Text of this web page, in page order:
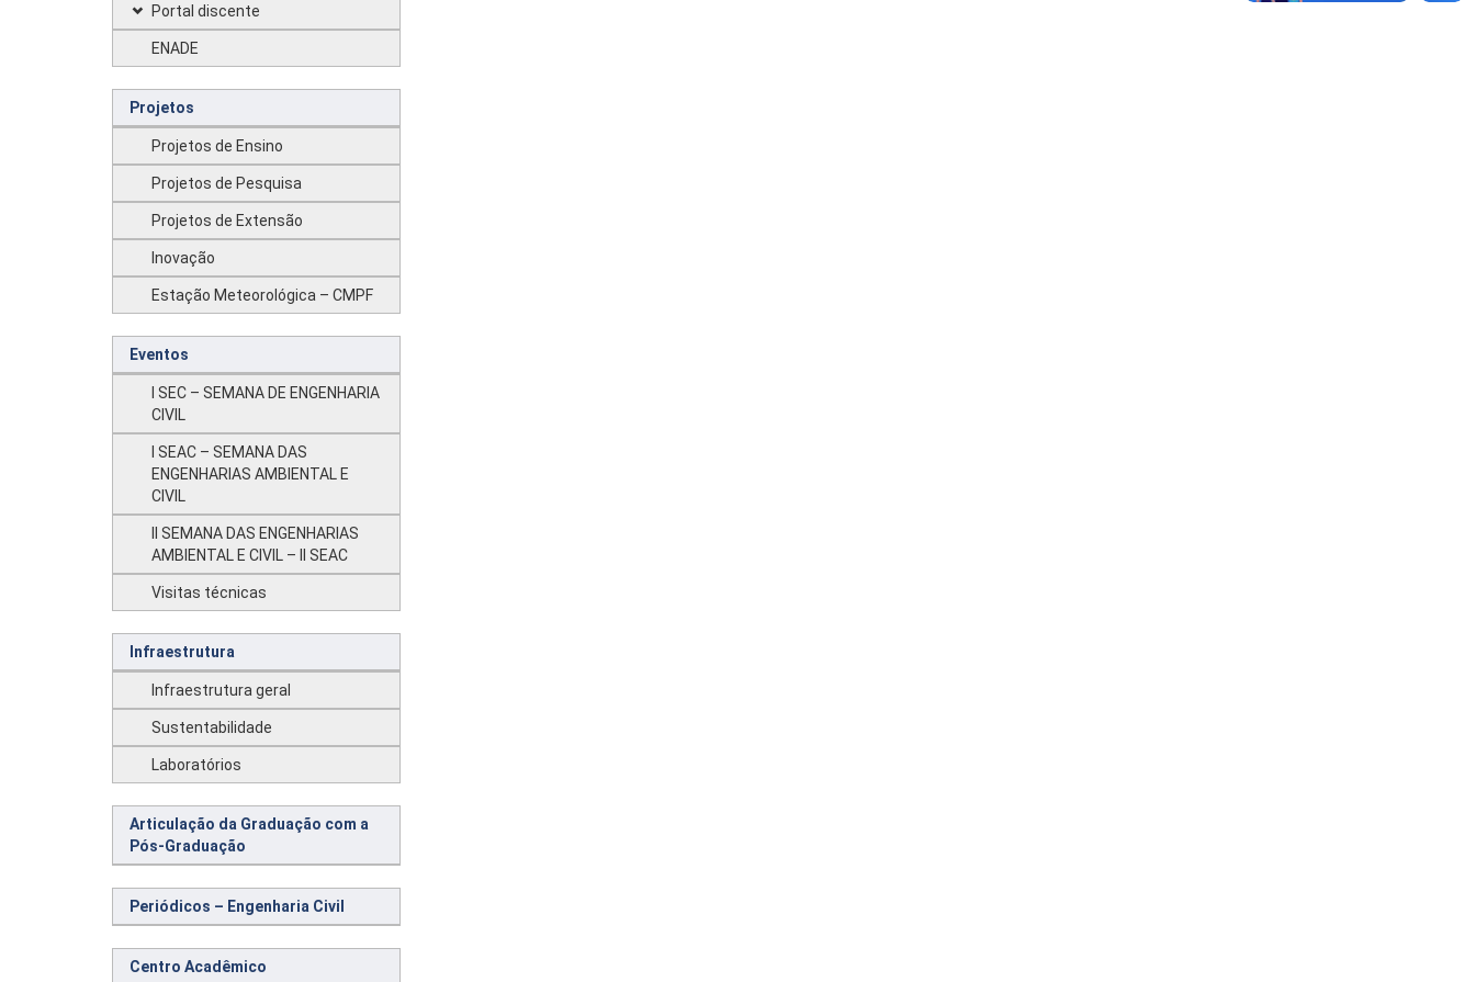
Portal discente
ENADE
Projetos
Projetos de Ensino
Projetos de Pesquisa
Projetos de Extensão
Inovação
Estação Meteorológica – CMPF
Eventos
I SEC – SEMANA DE ENGENHARIA
CIVIL
I SEAC – SEMANA DAS
ENGENHARIAS AMBIENTAL E
CIVIL
II SEMANA DAS ENGENHARIAS
AMBIENTAL E CIVIL – II SEAC
Visitas técnicas
Infraestrutura
Infraestrutura geral
Sustentabilidade
Laboratórios
Articulação da Graduação com a
Pós-Graduação
Periódicos – Engenharia Civil
Centro Acadêmico